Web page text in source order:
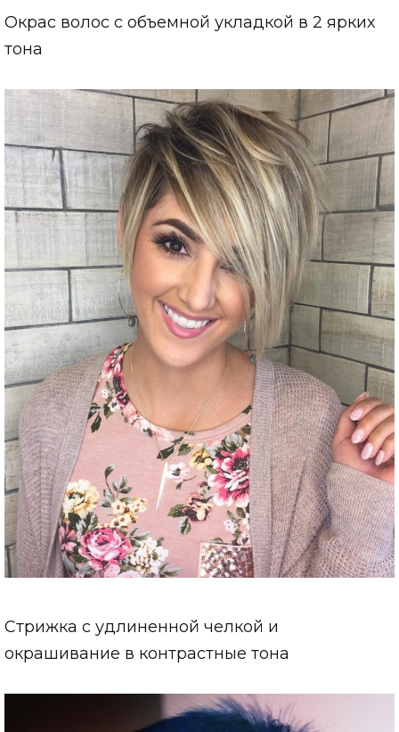
Окрас волос с объемной укладкой в 2 ярких
тона
Стрижка с удлиненной челкой и
окрашивание в контрастные тона